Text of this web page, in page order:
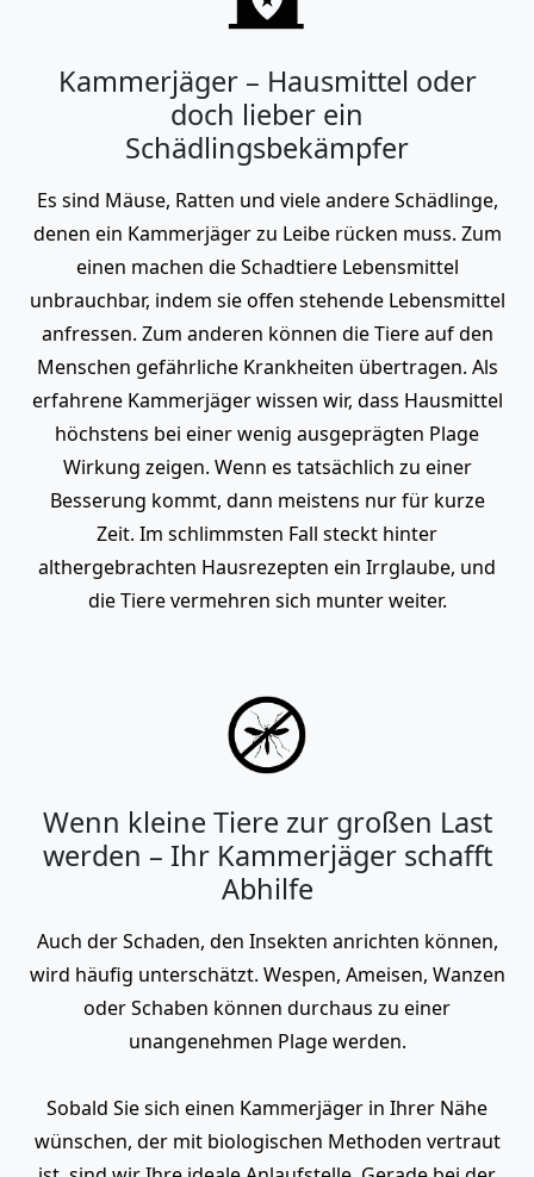
Kammerjäger – Hausmittel oder
doch lieber ein
Schädlingsbekämpfer
Es sind Mäuse, Ratten und viele andere Schädlinge,
denen ein Kammerjäger zu Leibe rücken muss. Zum
einen machen die Schadtiere Lebensmittel
unbrauchbar, indem sie offen stehende Lebensmittel
anfressen. Zum anderen können die Tiere auf den
Menschen gefährliche Krankheiten übertragen. Als
erfahrene Kammerjäger wissen wir, dass Hausmittel
höchstens bei einer wenig ausgeprägten Plage
Wirkung zeigen. Wenn es tatsächlich zu einer
Besserung kommt, dann meistens nur für kurze
Zeit. Im schlimmsten Fall steckt hinter
althergebrachten Hausrezepten ein Irrglaube, und
die Tiere vermehren sich munter weiter.
Wenn kleine Tiere zur großen Last
werden – Ihr Kammerjäger schafft
Abhilfe
Auch der Schaden, den Insekten anrichten können,
wird häufig unterschätzt. Wespen, Ameisen, Wanzen
oder Schaben können durchaus zu einer
unangenehmen Plage werden.
Sobald Sie sich einen Kammerjäger in Ihrer Nähe
wünschen, der mit biologischen Methoden vertraut